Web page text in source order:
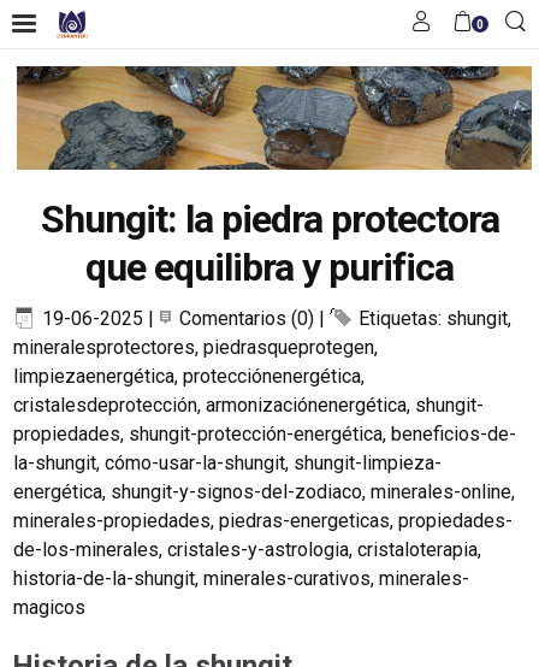
0
Shungit: la piedra protectora
que equilibra y purifica
19-06-2025 | Comentarios (0) | Etiquetas: shungit,
mineralesprotectores, piedrasqueprotegen,
limpiezaenergética, protecciónenergética,
cristalesdeprotección, armonizaciónenergética, shungit-
propiedades, shungit-protección-energética, beneficios-de-
la-shungit, cómo-usar-la-shungit, shungit-limpieza-
energética, shungit-y-signos-del-zodiaco, minerales-online,
minerales-propiedades, piedras-energeticas, propiedades-
de-los-minerales, cristales-y-astrologia, cristaloterapia,
historia-de-la-shungit, minerales-curativos, minerales-
magicos